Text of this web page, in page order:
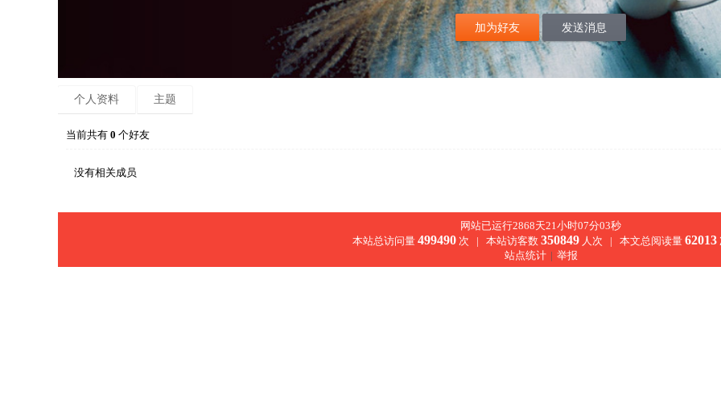
加为好友 发送消息
个人资料 主题
当前共有 0 个好友
没有相关成员
网站已运行2868天21小时07分03秒
本站总访问量 499490次 | 本站访客数 350849人次 | 本文总阅读量 62013
站点统计 | 举报